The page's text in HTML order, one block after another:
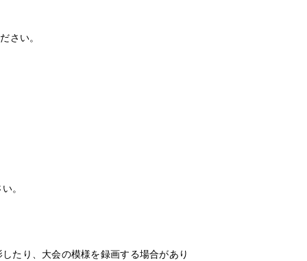
さい。
。
たり、大会の模様を録画する場合があり